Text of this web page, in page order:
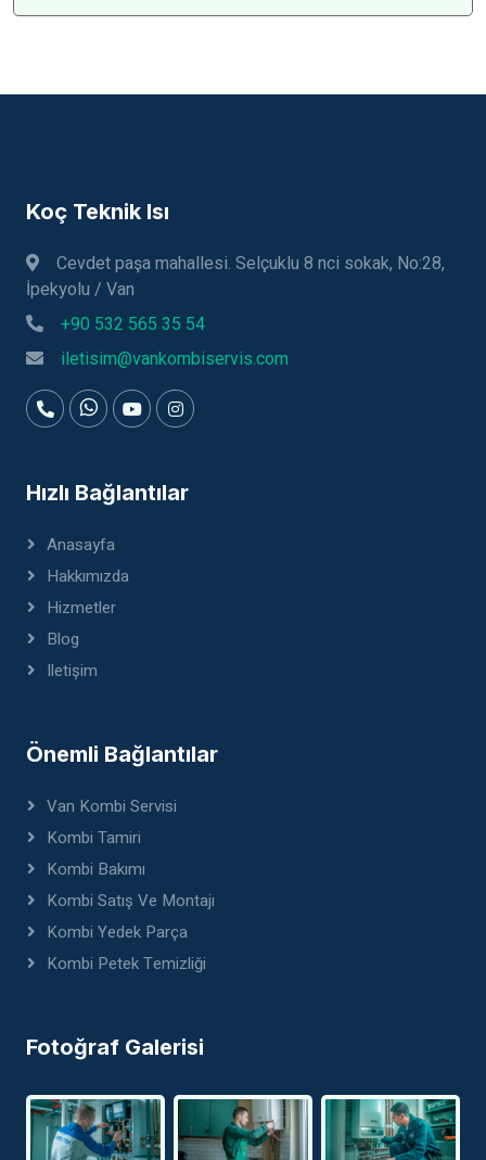
Koç Teknik Isı
Cevdet paşa mahallesi. Selçuklu 8 nci sokak, No:28,
İpekyolu / Van
+90 532 565 35 54
iletisim@vankombiservis.com
Hızlı Bağlantılar
Anasayfa
Hakkımızda
Hizmetler
Blog
Iletişim
Önemli Bağlantılar
Van Kombi Servisi
Kombi Tamiri
Kombi Bakımı
Kombi Satış Ve Montajı
Kombi Yedek Parça
Kombi Petek Temizliği
Fotoğraf Galerisi